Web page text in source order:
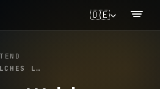
🇩🇪
GEWINNT?